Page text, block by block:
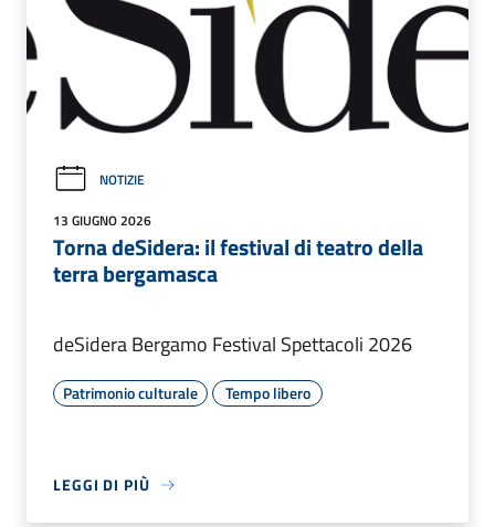
NOTIZIE
13 GIUGNO 2026
Torna deSidera: il festival di teatro della
terra bergamasca
deSidera Bergamo Festival Spettacoli 2026
Patrimonio culturale Tempo libero
LEGGI DI PIÙ